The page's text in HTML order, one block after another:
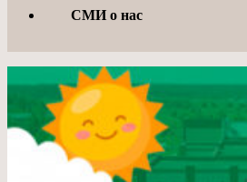
СМИ о нас